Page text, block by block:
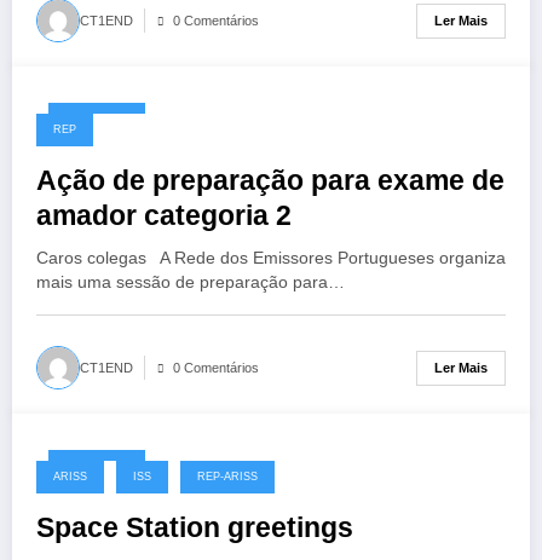
CT1END 0 Comentários Ler Mais
29/12/2016
REP
Ação de preparação para exame de
amador categoria 2
Caros colegas A Rede dos Emissores Portugueses organiza
mais uma sessão de preparação para…
CT1END 0 Comentários Ler Mais
21/12/2016
ARISS ISS REP-ARISS
Space Station greetings